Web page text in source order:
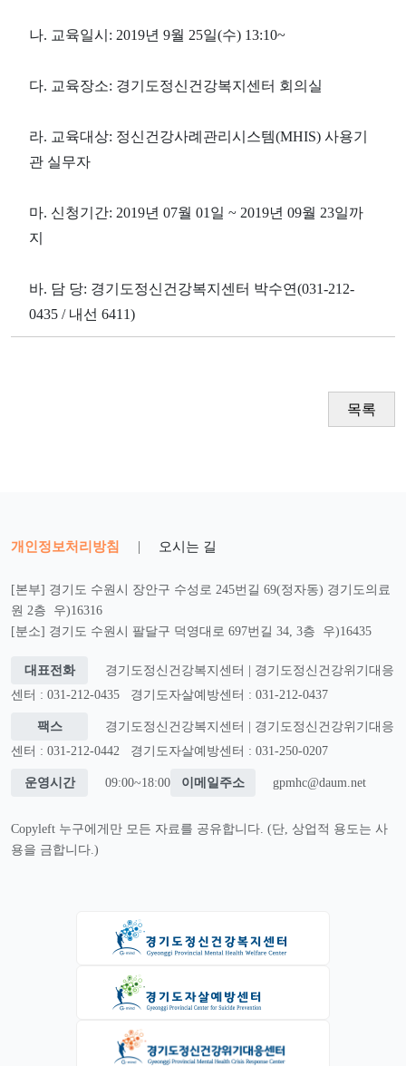
나. 교육일시: 2019년 9월 25일(수) 13:10~
다. 교육장소: 경기도정신건강복지센터 회의실
라. 교육대상: 정신건강사례관리시스템(MHIS) 사용기
관 실무자
마. 신청기간: 2019년 07월 01일 ~ 2019년 09월 23일까
지
바. 담 당: 경기도정신건강복지센터 박수연(031-212-
0435 / 내선 6411)
목록
개인정보처리방침 | 오시는 길
[본부] 경기도 수원시 장안구 수성로 245번길 69(정자동) 경기도의료
원 2층 우)16316
[분소] 경기도 수원시 팔달구 덕영대로 697번길 34, 3층 우)16435
대표전화
경기도정신건강복지센터 | 경기도정신건강위기대응
센터 : 031-212-0435
경기도자살예방센터 : 031-212-0437
팩스
경기도정신건강복지센터 | 경기도정신건강위기대응
센터 : 031-212-0442
경기도자살예방센터 : 031-250-0207
운영시간 09:00~18:00 이메일주소 gpmhc@daum.net
Copyleft 누구에게만 모든 자료를 공유합니다. (단, 상업적 용도는 사
용을 금합니다.)